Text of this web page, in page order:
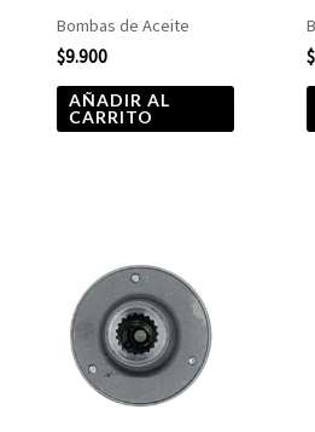
Bombas de Aceite
$9.900
AÑADIR AL
CARRITO
$